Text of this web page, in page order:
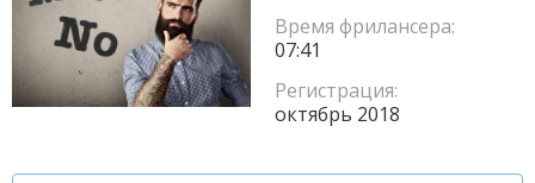
Время фрилансера:
07:41
Регистрация:
октябрь 2018